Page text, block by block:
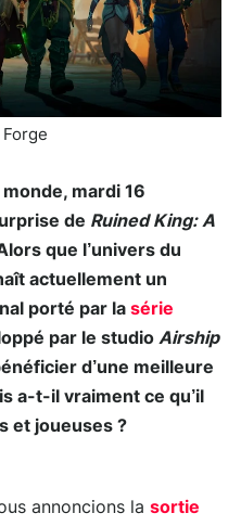
mardi 16
de Ruined King: A
que l’univers du
actuellement un
porté par la série
par le studio Airship
d’une meilleure
a-t-il vraiment ce qu’il
et joueuses ?
annoncions la sortie